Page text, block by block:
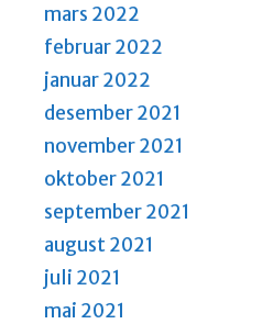
mars 2022
februar 2022
januar 2022
desember 2021
november 2021
oktober 2021
september 2021
august 2021
juli 2021
mai 2021